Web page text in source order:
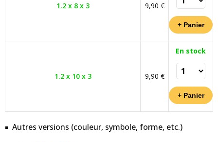
1.2 x 8 x 3 9,90 €
1.2 x 10 x 3 9,90 €
En stock
Autres versions (couleur, symbole, forme, etc.)